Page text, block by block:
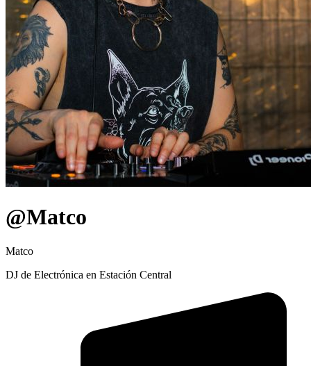
@Matco
Matco
DJ de Electrónica en Estación Central